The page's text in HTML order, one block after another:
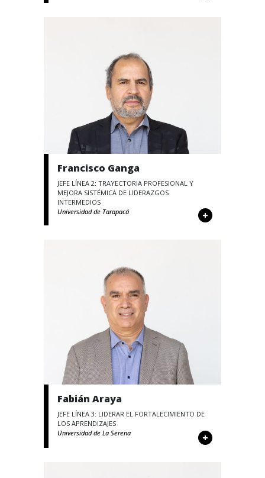
Francisco Ganga
JEFE LÍNEA 2: TRAYECTORIA PROFESIONAL Y
MEJORA SISTÉMICA DE LIDERAZGOS
INTERMEDIOS
Universidad de Tarapacá
+
Fabián Araya
JEFE LÍNEA 3: LIDERAR EL FORTALECIMIENTO DE
LOS APRENDIZAJES
Universidad de La Serena
+